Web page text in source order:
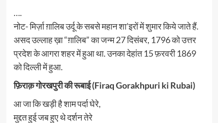
….
नोट- मिर्ज़ा ग़ालिब उर्दू के सबसे महान शा’इरों में शुमार किये जाते हैं.
असद उल्लाह ख़ा “ग़ालिब” का जन्म 27 दिसंबर, 1796 को उत्तर
प्रदेश के आगरा शहर में हुआ था. उनका देहांत 15 फ़रवरी 1869
को दिल्ली में हुआ.
फ़िराक़ गोरखपुरी की रूबाई (Firaq Gorakhpuri ki Rubai)
आ जा कि खड़ी है शाम पर्दा घेरे,
मुद्दत हुई जब हुए थे दर्शन तेरे